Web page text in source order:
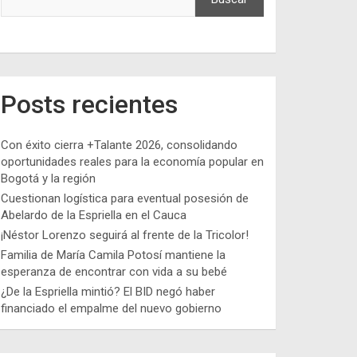
Posts recientes
Con éxito cierra +Talante 2026, consolidando
oportunidades reales para la economía popular en
Bogotá y la región
Cuestionan logística para eventual posesión de
Abelardo de la Espriella en el Cauca
¡Néstor Lorenzo seguirá al frente de la Tricolor!
Familia de María Camila Potosí mantiene la
esperanza de encontrar con vida a su bebé
¿De la Espriella mintió? El BID negó haber
financiado el empalme del nuevo gobierno